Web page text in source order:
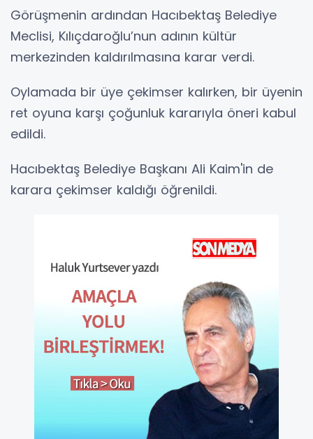
Görüşmenin ardından Hacıbektaş Belediye
Meclisi, Kılıçdaroğlu’nun adının kültür
merkezinden kaldırılmasına karar verdi.
Oylamada bir üye çekimser kalırken, bir üyenin
ret oyuna karşı çoğunluk kararıyla öneri kabul
edildi.
Hacıbektaş Belediye Başkanı Ali Kaim'in de
karara çekimser kaldığı öğrenildi.